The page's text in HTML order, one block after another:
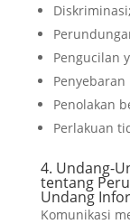
Diskriminasi;
Pengucilan
Penolakan
Perlakuan
4. Undang-
tentang
Undang
Komunikasi